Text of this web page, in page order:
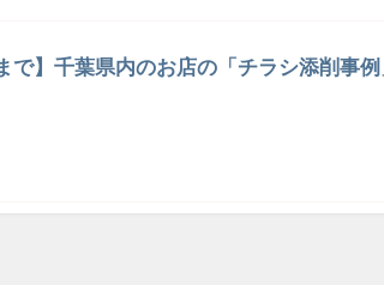
で】千葉県内のお店の「チラシ添削事